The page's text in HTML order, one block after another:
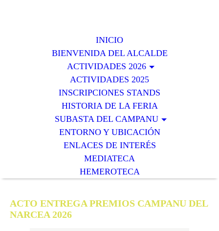
INICIO
BIENVENIDA DEL ALCALDE
ACTIVIDADES 2026
ACTIVIDADES 2025
INSCRIPCIONES STANDS
HISTORIA DE LA FERIA
SUBASTA DEL CAMPANU
ENTORNO Y UBICACIÓN
ENLACES DE INTERÉS
MEDIATECA
HEMEROTECA
ACTO ENTREGA PREMIOS CAMPANU DEL
NARCEA 2026